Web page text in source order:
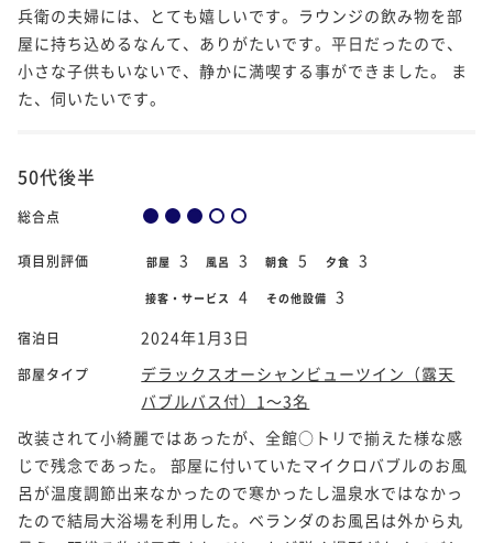
兵衛の夫婦には、とても嬉しいです。ラウンジの飲み物を部
屋に持ち込めるなんて、ありがたいです。平日だったので、
小さな子供もいないで、静かに満喫する事ができました。 ま
た、伺いたいです。
50代後半
総合点
項目別評価 部屋 3 風呂 3 朝食 5 夕食 3
接客・サービス 4 その他設備 3
宿泊日 2024年1月3日
部屋タイプ
デラックスオーシャンビューツイン（露天
バブルバス付）1～3名
改装されて小綺麗ではあったが、全館○トリで揃えた様な感
じで残念であった。 部屋に付いていたマイクロバブルのお風
呂が温度調節出来なかったので寒かったし温泉水ではなかっ
たので結局大浴場を利用した。ベランダのお風呂は外から丸